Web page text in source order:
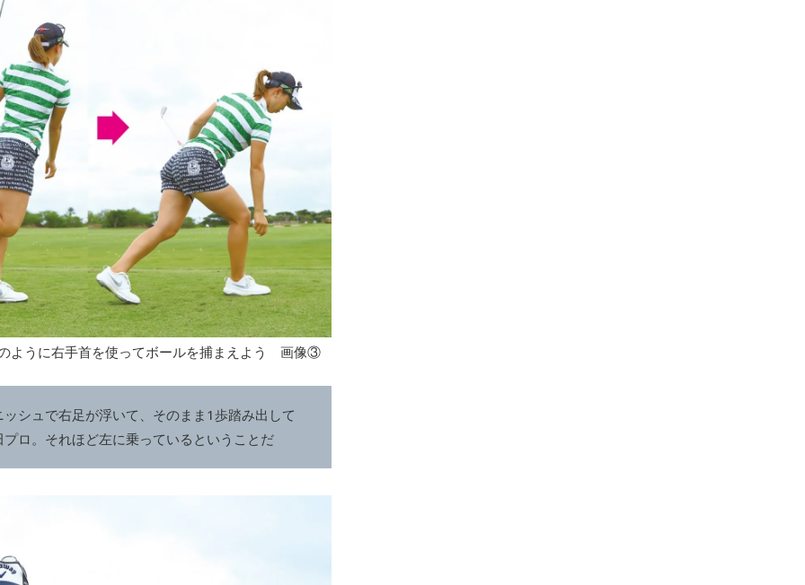
ように右手首を使ってボールを捕まえよう 画像③
シュで右足が浮いて、そのまま1歩踏み出して
ロ。それほど左に乗っているということだ